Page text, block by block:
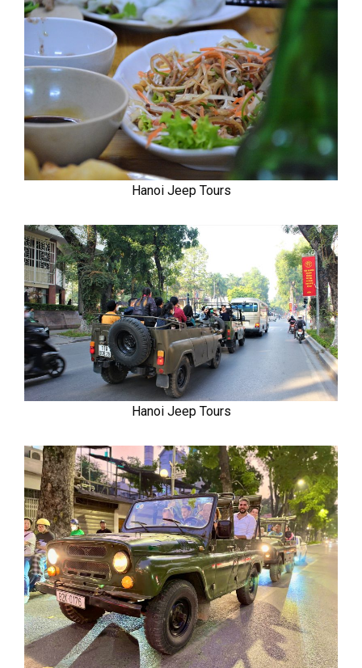
Hanoi Jeep Tours
Hanoi Jeep Tours